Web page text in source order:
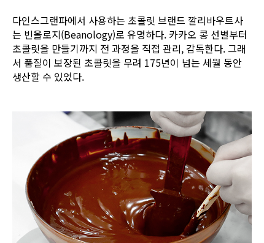
다인스그랜파에서 사용하는 초콜릿 브랜드 깔리바우트사
는 빈올로지(Beanology)로 유명하다. 카카오 콩 선별부터
초콜릿을 만들기까지 전 과정을 직접 관리, 감독한다. 그래
서 품질이 보장된 초콜릿을 무려 175년이 넘는 세월 동안
생산할 수 있었다.